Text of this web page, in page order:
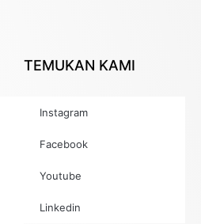
TEMUKAN KAMI
Instagram
Facebook
Youtube
Linkedin